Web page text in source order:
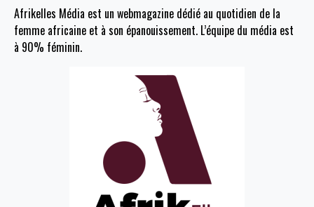
Afrikelles Média est un webmagazine dédié au quotidien de la
femme africaine et à son épanouissement. L’équipe du média est
à 90% féminin.